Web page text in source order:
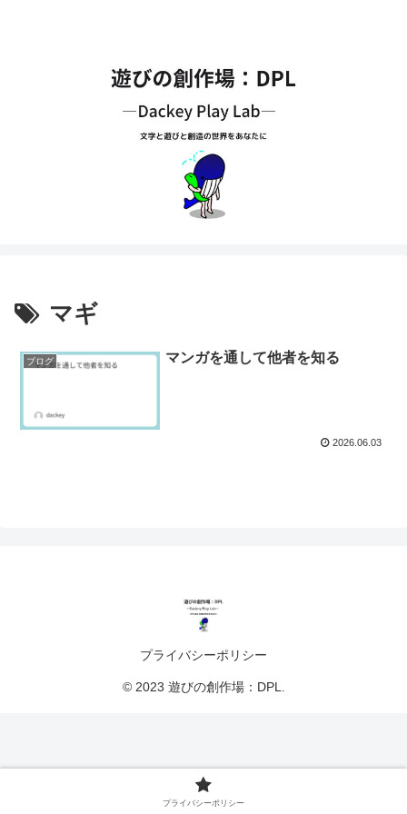
マギ
ブログ マンガを通して他者を知る
2026.06.03
プライバシーポリシー
© 2023 遊びの創作場：DPL.
プライバシーポリシー